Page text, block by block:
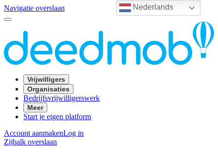
Nederlands
Navigatie overslaan
Vrijwilligers
Organisaties
Bedrijfsvrijwilligerswerk
Meer
Start je eigen platform
Account aanmakenLog in
Zijbalk overslaan